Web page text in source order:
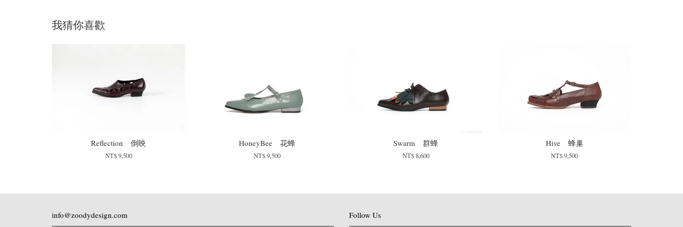
我猜你喜歡
Reflection 倒映
NT$ 9,500
HoneyBee 花蜂
NT$ 9,500
Swarm 群蜂
NT$ 8,600
Hive 蜂巢
NT$ 9,500
info@zoodydesign.com Follow Us